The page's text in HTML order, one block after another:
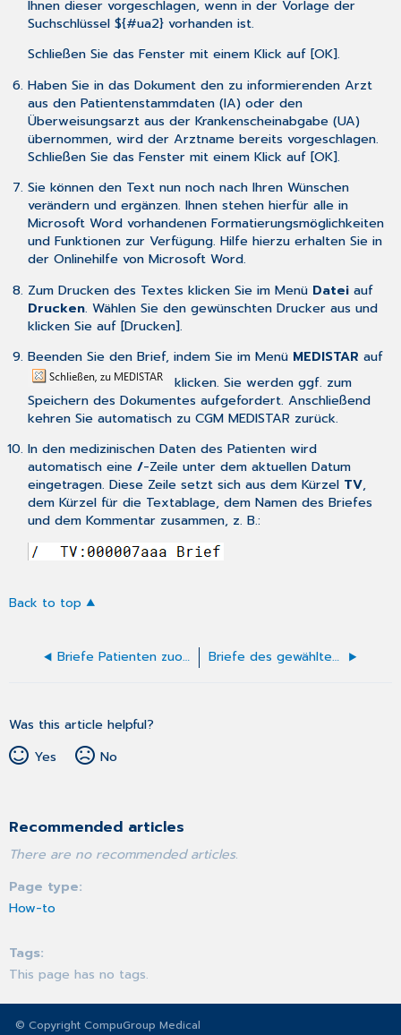
Ihnen dieser vorgeschlagen, wenn in der Vorlage der
Suchschlüssel ${#ua2} vorhanden ist.
Schließen Sie das Fenster mit einem Klick auf [OK].
Haben Sie in das Dokument den zu informierenden Arzt
aus den Patientenstammdaten (IA) oder den
Überweisungsarzt aus der Krankenscheinabgabe (UA)
übernommen, wird der Arztname bereits vorgeschlagen.
Schließen Sie das Fenster mit einem Klick auf [OK].
Sie können den Text nun noch nach Ihren Wünschen
verändern und ergänzen. Ihnen stehen hierfür alle in
Microsoft Word vorhandenen Formatierungsmöglichkeiten
und Funktionen zur Verfügung. Hilfe hierzu erhalten Sie in
der Onlinehilfe von Microsoft Word.
Zum Drucken des Textes klicken Sie im Menü Dateiauf
Drucken. Wählen Sie den gewünschten Drucker aus und
klicken Sie auf [Drucken].
Beenden Sie den Brief, indem Sie im Menü MEDISTAR auf
klicken. Sie werden ggf. zum
Speichern des Dokumentes aufgefordert. Anschließend
kehren Sie automatisch zu CGM MEDISTAR zurück.
In den medizinischen Daten des Patienten wird
automatisch eine /-Zeile unter dem aktuellen Datum
eingetragen. Diese Zeile setzt sich aus dem Kürzel TV,
dem Kürzel für die Textablage, dem Namen des Briefes
und dem Kommentar zusammen, z. B.:
Back to top
Briefe Patienten zuordnen Briefe des gewählten Patienten bearbeiten
Was this article helpful?
Yes
No
Recommended articles
There are no recommended articles.
Page type
How-to
Tags
This page has no tags.
© Copyright CompuGroup Medical